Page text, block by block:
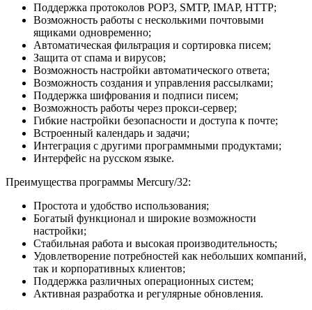
Поддержка протоколов POP3, SMTP, IMAP, HTTP;
Возможность работы с несколькими почтовыми
ящиками одновременно;
Автоматическая фильтрация и сортировка писем;
Защита от спама и вирусов;
Возможность настройки автоматического ответа;
Возможность создания и управления рассылками;
Поддержка шифрования и подписи писем;
Возможность работы через прокси-сервер;
Гибкие настройки безопасности и доступа к почте;
Встроенный календарь и задачи;
Интеграция с другими программными продуктами;
Интерфейс на русском языке.
Преимущества программы Mercury/32:
Простота и удобство использования;
Богатый функционал и широкие возможности
настройки;
Стабильная работа и высокая производительность;
Удовлетворение потребностей как небольших компаний,
так и корпоративных клиентов;
Поддержка различных операционных систем;
Активная разработка и регулярные обновления.